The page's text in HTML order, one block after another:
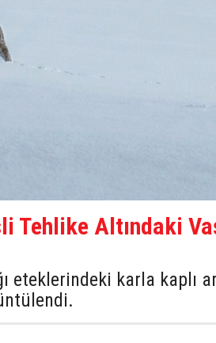
Tehlike Altındaki
eteklerindeki karla kaplı